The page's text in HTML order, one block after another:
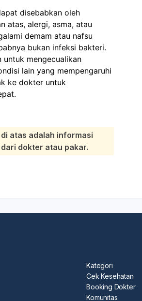
disebabkan oleh
atas, alergi, asma, atau
demam atau nafsu
bukan infeksi bakteri.
mengecualikan
lain yang mempengaruhi
ke dokter untuk
atas adalah informasi
dokter atau pakar.
Kategori
Cek Kesehatan
Booking Dokter
Komunitas